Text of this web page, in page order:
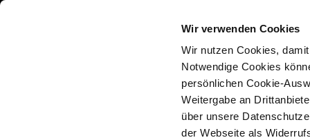
Wir verwenden Cookies
Wir nutzen Cookies,
Notwendige Cookies
persönlichen Cookie-
Weitergabe an
über unsere
der Webseite als